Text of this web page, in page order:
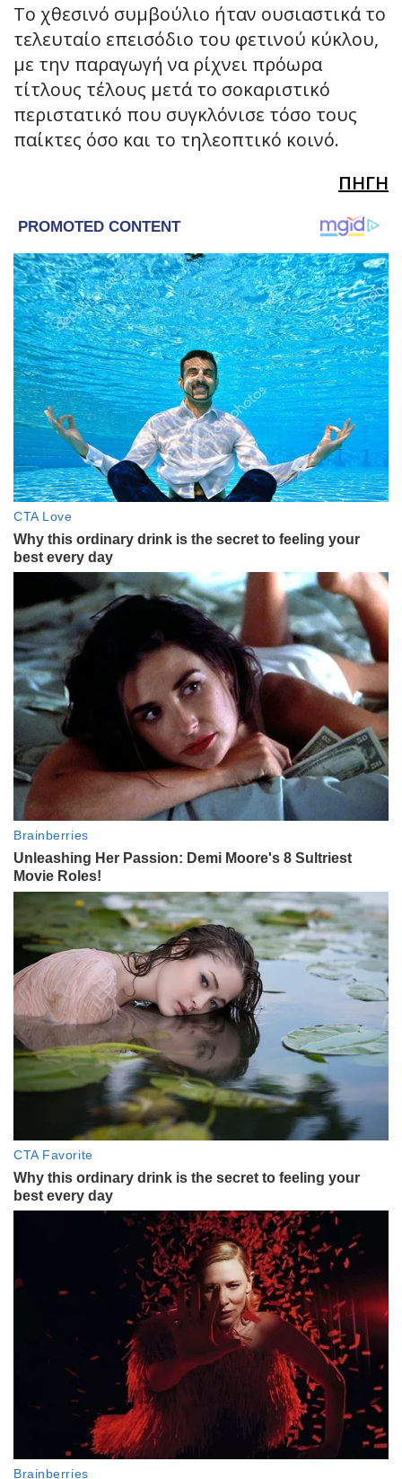
Το χθεσινό συμβούλιο ήταν ουσιαστικά το
τελευταίο επεισόδιο του φετινού κύκλου,
με την παραγωγή να ρίχνει πρόωρα
τίτλους τέλους μετά το σοκαριστικό
περιστατικό που συγκλόνισε τόσο τους
παίκτες όσο και το τηλεοπτικό κοινό.
ΠΗΓΗ